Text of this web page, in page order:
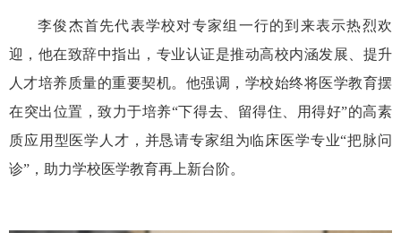
李俊杰首先代表学校对专家组一行的到来表示热烈欢
迎，他在致辞中指出，专业认证是推动高校内涵发展、提升
人才培养质量的重要契机。他强调，学校始终将医学教育摆
在突出位置，致力于培养“下得去、留得住、用得好”的高素
质应用型医学人才，并恳请专家组为临床医学专业“把脉问
诊”，助力学校医学教育再上新台阶。